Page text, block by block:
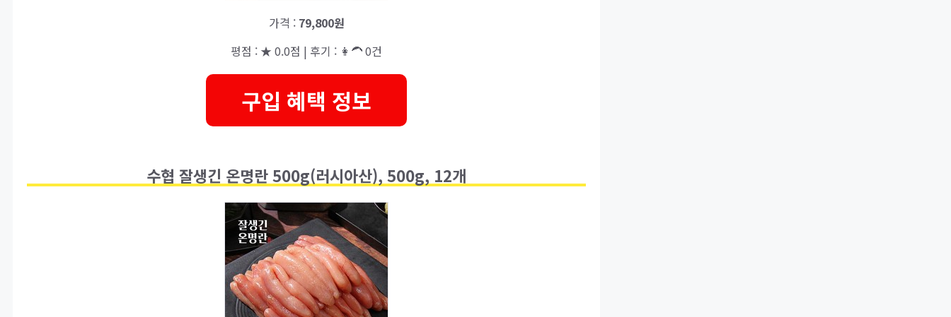
가격 : 79,800원
평점 : ★ 0.0점 | 후기 : 👩‍🦱 0건
구입 혜택 정보
수협 잘생긴 온명란 500g(러시아산), 500g, 12개